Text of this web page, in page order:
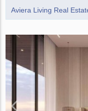
Aviera Living Real